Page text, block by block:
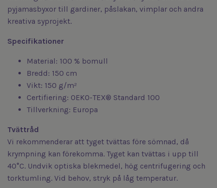
pyjamasbyxor till gardiner, påslakan, vimplar och andra
kreativa syprojekt.
Specifikationer
Material: 100 % bomull
Bredd: 150 cm
Vikt: 150 g/m²
Certifiering: OEKO-TEX® Standard 100
Tillverkning: Europa
Tvättråd
Vi rekommenderar att tyget tvättas före sömnad, då
krympning kan förekomma. Tyget kan tvättas i upp till
40°C. Undvik optiska blekmedel, hög centrifugering och
torktumling. Vid behov, stryk på låg temperatur.